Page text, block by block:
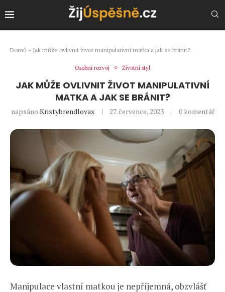
Domů » Jak může ovlivnit život manipulativní matka a jak se bránit?
Osobní rozvoj Životní styl
JAK MŮŽE OVLIVNIT ŽIVOT MANIPULATIVNÍ
MATKA A JAK SE BRÁNIT?
napsáno Kristybrendlovax 27. července, 2023 0 komentář
Manipulace vlastní matkou je nepříjemná, obzvlášť